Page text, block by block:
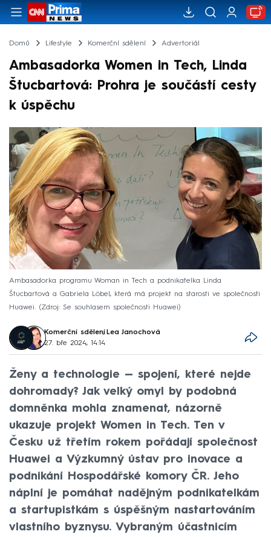
Domů Lifestyle Komerční sdělení Advertoriál
Ambasadorka Women in Tech, Linda
Štucbartová: Prohra je součástí cesty
k úspěchu
Ambasadorka programu Woman in Tech a podnikatelka Linda
Štucbartová a Gabriela Löbel, která má projekt na starosti ve společnosti
Huawei.
Zdroj: Se souhlasem společnosti Huawei
Komerční sdělení, Lea Janochová
27. bře 2024, 14:14
Ženy a technologie — spojení, které nejde
dohromady? Jak velký omyl by podobná
domněnka mohla znamenat, názorně
ukazuje projekt Women in Tech. Ten v
Česku už třetím rokem pořádají společnost
Huawei a Výzkumný ústav pro inovace a
podnikání Hospodářské komory ČR. Jeho
náplní je pomáhat nadějným podnikatelkám
a startupistkám s úspěšným nastartováním
vlastního byznysu. Vybraným účastnicím